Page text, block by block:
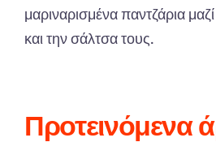
μαριναρισμένα παντζάρια
και την σάλτσα τους.
Προτεινόμενα